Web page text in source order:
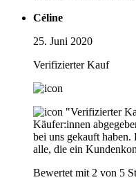
Céline
25. Juni 2020
Verifizierter Kauf
"Verifizierter
Käufer:innen
bei uns gekauft haben.
alle, die ein
Bewertet mit 2 von 5